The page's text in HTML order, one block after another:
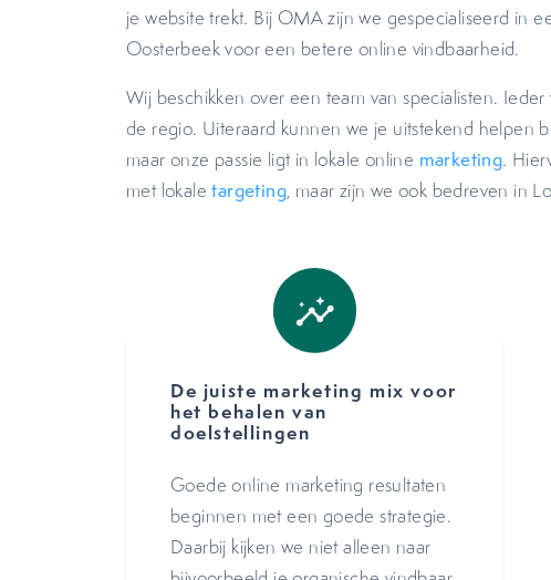
je website trekt. Bij OMA zijn we gespecialiseerd in
Oosterbeek voor een betere online vindbaarheid.
Wij beschikken over een team van specialisten.
de regio. Uiteraard kunnen we je uitstekend helpen
maar onze passie ligt in lokale online marketing.
met lokaletargeting, maar zijn we ook bedreven in
De juiste marketing mix voor
het behalen van
doelstellingen
Goede online marketing resultaten
beginnen met een goede strategie.
Daarbij kijken we niet alleen naar